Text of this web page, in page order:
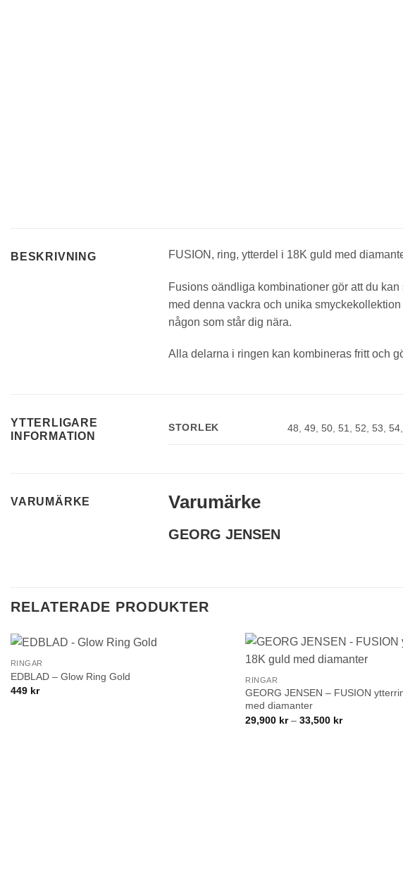
BESKRIVNING FUSION, ring, ytterdel i 18K guld med
Fusions oändliga kombinationer gör att du
med denna vackra och unika
någon som står dig nära.
Alla delarna i ringen kan kombineras fritt och
YTTERLIGARE
INFORMATION
STORLEK 48,49,50,51,52,53,54
VARUMÄRKE Varumärke
GEORG JENSEN
RELATERADE PRODUKTER
+
RINGAR
EDBLAD – Glow Ring Gold
449 kr
+
RINGAR
GEORG JENSEN – FUSION
med diamanter
29,900 kr – 33,500 krPrisintervall:
Bli
E-post